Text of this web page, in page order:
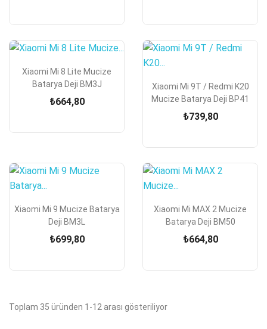
Xiaomi Mi 8 Lite Mucize
Batarya Deji BM3J
₺664,80
Xiaomi Mi 9T / Redmi K20
Mucize Batarya Deji BP41
₺739,80
Xiaomi Mi 9 Mucize Batarya
Deji BM3L
₺699,80
Xiaomi Mi MAX 2 Mucize
Batarya Deji BM50
₺664,80
Toplam 35 üründen 1-12 arası gösteriliyor